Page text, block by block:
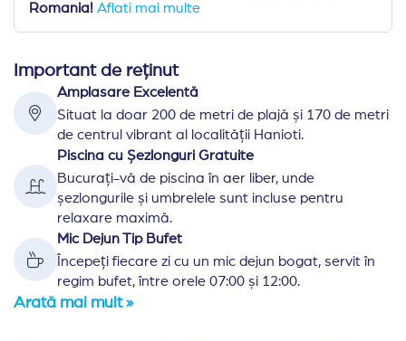
Romania! Aflati mai multe
Important de reținut
Amplasare Excelentă
Situat la doar 200 de metri de plajă și 170 de metri
de centrul vibrant al localității Hanioti.
Piscina cu Șezlonguri Gratuite
Bucurați-vă de piscina în aer liber, unde
șezlongurile și umbrelele sunt incluse pentru
relaxare maximă.
Mic Dejun Tip Bufet
Începeți fiecare zi cu un mic dejun bogat, servit în
regim bufet, între orele 07:00 și 12:00.
Arată mai mult »